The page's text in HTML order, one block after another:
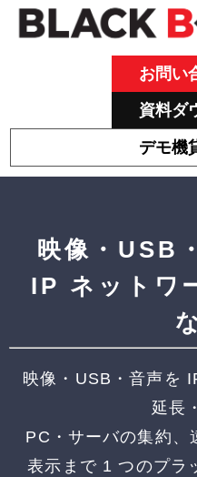
お問
資料ダ
デモ
Black Box 製
サ
映像・USB
IP ネットワ
映像・USB・音声を
延長
PC・サーバの集約、
表示まで 1 つのプラ